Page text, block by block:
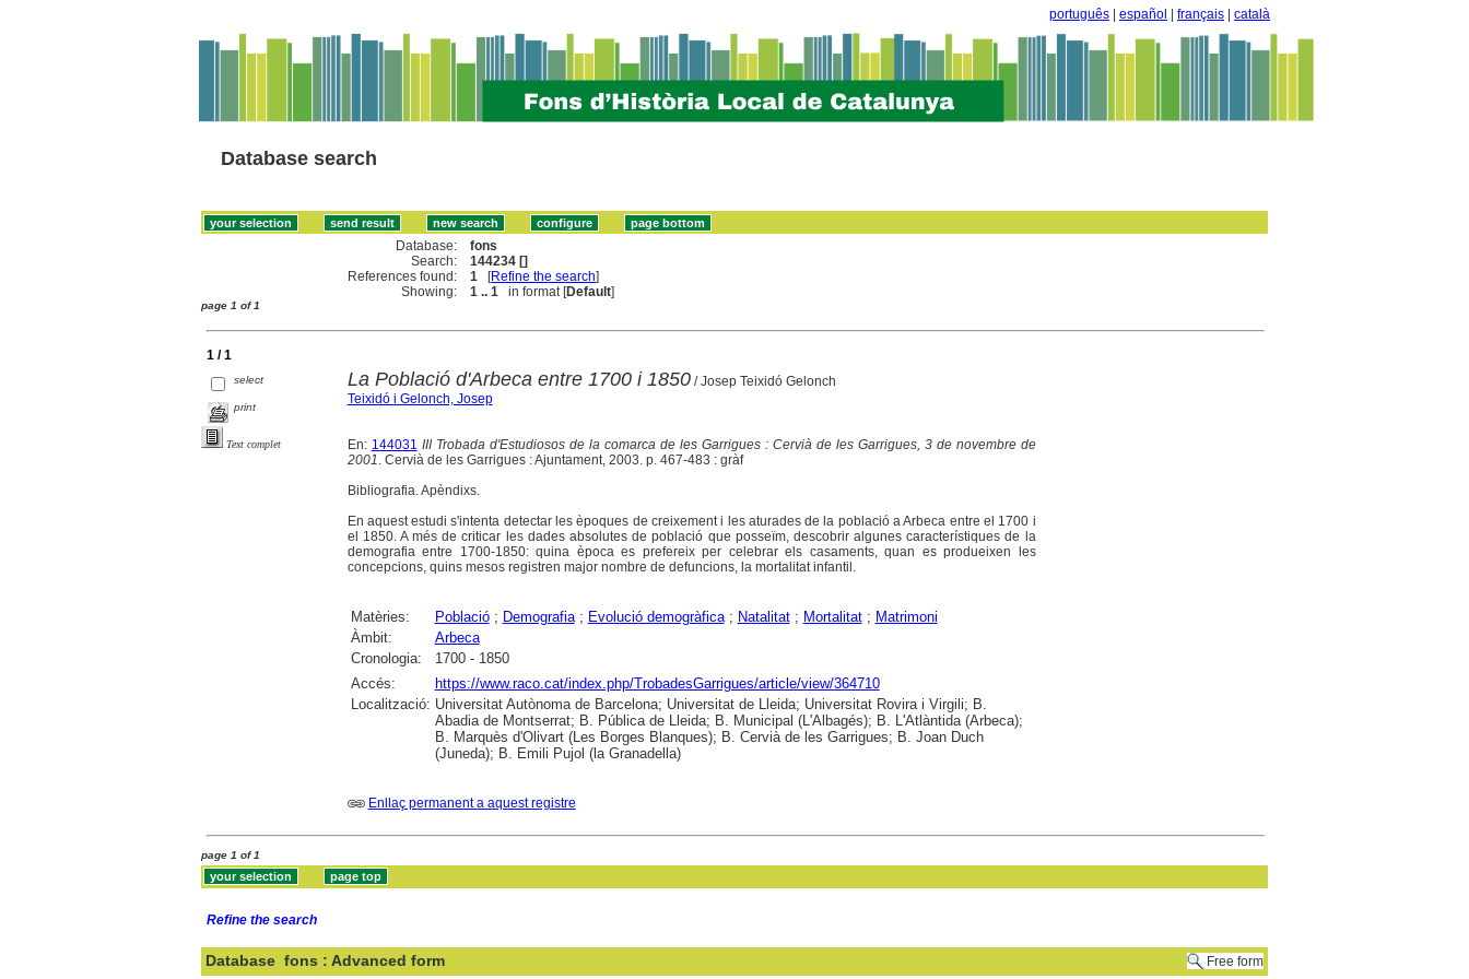
português español français català
Database search
Database:
fons
Search:
144234 []
References found:
1 [Refine the search]
Showing:
1 .. 1 in format [Default]
page 1 of 1
1 / 1
select
print
Text complet
La Població d'Arbeca entre 1700 i 1850/ Josep Teixidó Gelonch
Teixidó i Gelonch, Josep
En: 144031 III Trobada d'Estudiosos de la comarca de les Garrigues : Cervià de les Garrigues, 3 de novembre de
2001. Cervià de les Garrigues : Ajuntament, 2003. p. 467-483 : gràf
Bibliografia. Apèndixs.
En aquest estudi s'intenta detectar les èpoques de creixement i les aturades de la població a Arbeca entre el 1700 i
el 1850. A més de criticar les dades absolutes de població que posseïm, descobrir algunes característiques de la
demografia entre 1700-1850: quina època es prefereix per celebrar els casaments, quan es produeixen les
concepcions, quins mesos registren major nombre de defuncions, la mortalitat infantil.
Matèries: Població; Demografia; Evolució demogràfica; Natalitat; Mortalitat; Matrimoni
Àmbit:
Arbeca
Cronologia:
1700 - 1850
Accés:
https://www.raco.cat/index.php/TrobadesGarrigues/article/view/364710
Localització: Universitat Autònoma de Barcelona; Universitat de Lleida; Universitat Rovira i Virgili; B.
Abadia de Montserrat; B. Pública de Lleida; B. Municipal (L'Albagés); B. L'Atlàntida (Arbeca);
B. Marquès d'Olivart (Les Borges Blanques); B. Cervià de les Garrigues; B. Joan Duch
(Juneda); B. Emili Pujol (la Granadella)
Enllaç permanent a aquest registre
page 1 of 1
Refine the search
Database fons : Advanced form Free form